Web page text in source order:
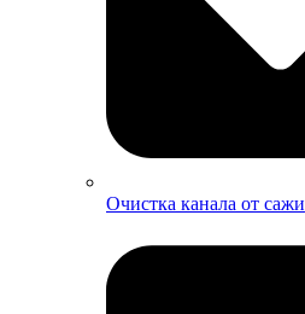
Очистка канала от сажи